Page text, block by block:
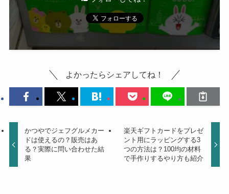
よかったらシェアしてね！
かつやでジェフグルメカー
ドは使えるの？販売はあ
る？実際に問い合わせた結
果
楽天ギフトカードをプレゼ
ント用にラッピングする3
つの方法は？100均の材料
で手作りするやり方も紹介